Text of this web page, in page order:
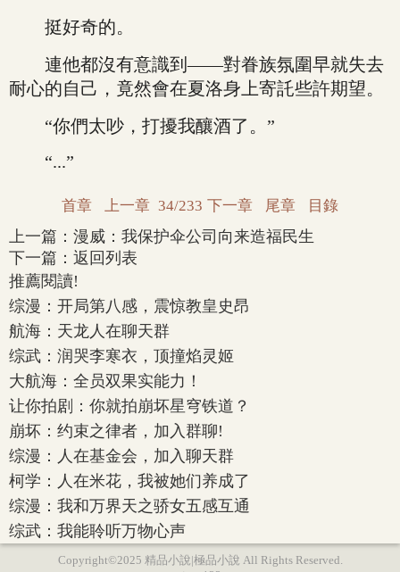
挺好奇的。
連他都沒有意識到——對眷族氛圍早就失去
耐心的自己，竟然會在夏洛身上寄託些許期望。
“你們太吵，打擾我釀酒了。”
“...”
首章 上一章 34/233 下一章 尾章 目錄
上一篇： 漫威：我保护伞公司向来造福民生
下一篇： 返回列表
推薦閱讀!
综漫：开局第八感，震惊教皇史昂
航海：天龙人在聊天群
综武：润哭李寒衣，顶撞焰灵姬
大航海：全员双果实能力！
让你拍剧：你就拍崩坏星穹铁道？
崩坏：约束之律者，加入群聊!
综漫：人在基金会，加入聊天群
柯学：人在米花，我被她们养成了
综漫：我和万界天之骄女五感互通
综武：我能聆听万物心声
Copyright©2025 精品小說|極品小說 All Rights Reserved.